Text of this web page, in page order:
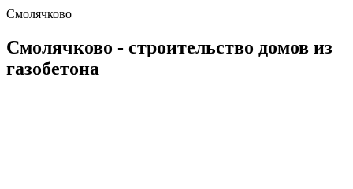
Смолячково
Смолячково - строительство домов из
газобетона